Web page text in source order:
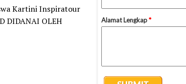
Kartini Inspiratour
DIDANAI OLEH